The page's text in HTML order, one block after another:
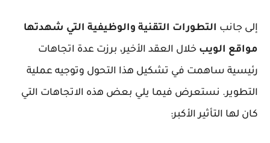
إلى جانب التطورات التقنية والوظيفية التي شهدتها
مواقع الويب خلال العقد الأخير، برزت عدة اتجاهات
رئيسية ساهمت في تشكيل هذا التحول وتوجيه عملية
التطوير. نستعرض فيما يلي بعض هذه الاتجاهات التي
كان لها التأثير الأكبر: